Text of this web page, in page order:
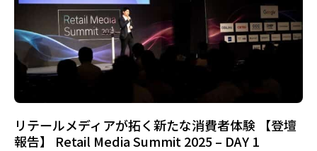
リテールメディアが拓く新たな消費者体験 【登壇
報告】 Retail Media Summit 2025 – DAY 1